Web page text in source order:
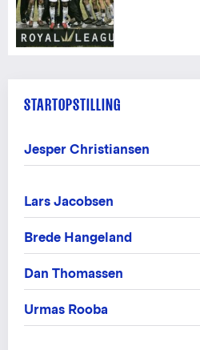
STARTOPSTILLING
Jesper Christiansen
Lars Jacobsen
Brede Hangeland
Dan Thomassen
Urmas Rooba